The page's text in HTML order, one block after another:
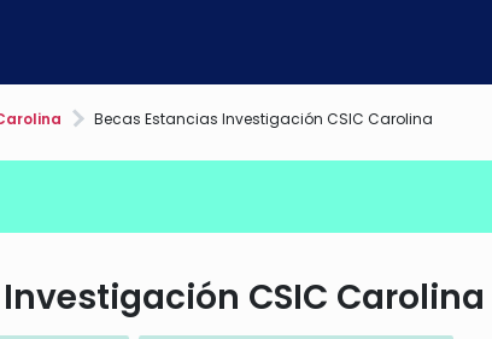
Becas Estancias Investigación CSIC Carolina
CSIC Carolina